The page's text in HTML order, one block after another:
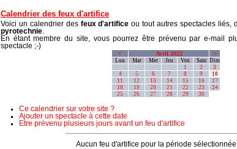
Calendrier des feux d'artifice
Voici un calendrier des feux d'artifice ou tout autres spectacles liés,
pyrotechnie
En étant membre du site, vous pourrez être prévenu par e-mail
spectacle ;-)
< Avril 2022 >
Lun Mar Mer Jeu Ven Sam Dim
1
2
3
4
5 6 7 8 9
10
11
12 13 14 15 16
17
18
19 20 21 22 23
24
25
26 27 28 29 30
Ce calendrier sur votre site ?
Ajouter un spectacle à cette date
Etre prévenu plusieurs jours avant un feu d'artifice
Aucun feu d'artifice pour la période